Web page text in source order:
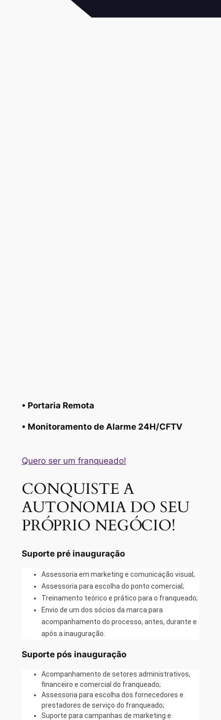
• Portaria Remota
• Monitoramento de Alarme 24H/CFTV
Quero ser um franqueado!
CONQUISTE A
AUTONOMIA DO SEU
PRÓPRIO NEGÓCIO!
Suporte pré inauguração
Assessoria em marketing e comunicação visual;
Assessoria para escolha do ponto comercial;
Treinamento teórico e prático para o franqueado;
Envio de um dos sócios da marca para
acompanhamento do processo, antes, durante e
após a inauguração.
Suporte pós inauguração
Acompanhamento de setores administrativos,
financeiro e comercial do franqueado;
Assessoria para escolha dos fornecedores e
prestadores de serviço do franqueado;
Suporte para campanhas de marketing e